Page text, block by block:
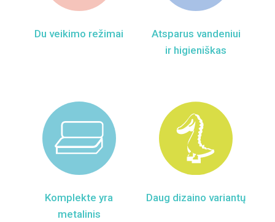
Du veikimo režimai
Atsparus vandeniui
ir higieniškas
Komplekte yra
metalinis
Daug dizaino variantų